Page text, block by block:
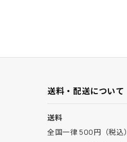
送料・配送について
送料
全国一律 500円（税込）